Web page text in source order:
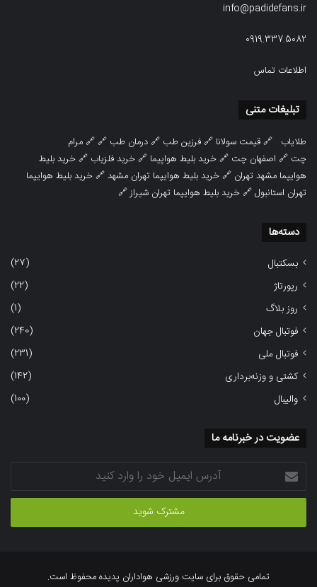
info@padidefans.ir
0919.337.5082
اطلاعات تماس
تبلیغات متنی
طلایاب 🔗قیمت سولانا 🔗فرزین طب 🔗درمان طب 🔗 🔗مرام
چت 🔗 اصفهان چت 🔗خرید بلیط هواپیما 🔗خرید فلزیاب 🔗خرید بلیط
هوایپما مشهد تهران 🔗خرید بلیط هوایپما تهران مشهد🔗خرید بلیط هوایپما
تهران استانبول🔗خرید بلیط هوایپما تهران شیراز🔗
دسته‌ها
بسکتبال
(27)
رپورتاژ
(22)
روز بلاگ
(1)
فوتبال جهان
(240)
فوتبال ملی
(231)
کشتی و وزنه‌برداری
(142)
والیبال
(100)
عضویت در خبرنامه ما
آدرس
ایمیل
خود
وارد
تمامی حقوق برای سایت ورزشی هواداران پدیده محفوظ است.